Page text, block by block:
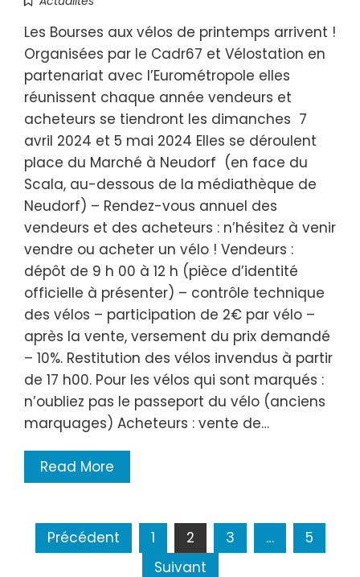
Les Bourses aux vélos de printemps arrivent !
Organisées par le Cadr67 et Vélostation en
partenariat avec l’Eurométropole elles
réunissent chaque année vendeurs et
acheteurs se tiendront les dimanches 7
avril 2024 et 5 mai 2024 Elles se déroulent
place du Marché à Neudorf (en face du
Scala, au-dessous de la médiathèque de
Neudorf) – Rendez-vous annuel des
vendeurs et des acheteurs : n’hésitez à venir
vendre ou acheter un vélo ! Vendeurs :
dépôt de 9 h 00 à 12 h (pièce d’identité
officielle à présenter) – contrôle technique
des vélos – participation de 2€ par vélo –
après la vente, versement du prix demandé
– 10%. Restitution des vélos invendus à partir
de 17 h00. Pour les vélos qui sont marqués :
n’oubliez pas le passeport du vélo (anciens
marquages) Acheteurs : vente de…
Read More
Navigation
des
Précédent 1 2 3 …
5
Suivant